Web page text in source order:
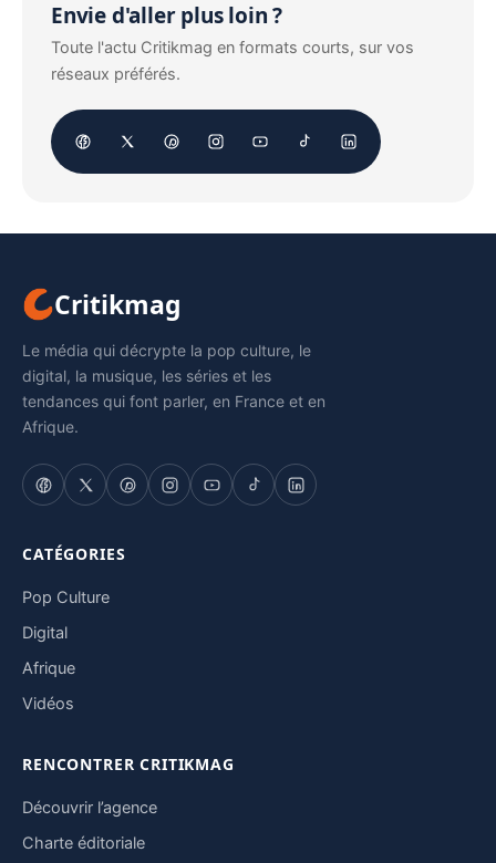
Envie d'aller plus loin ?
Toute l'actu Critikmag en formats courts, sur vos
réseaux préférés.
Critikmag
Le média qui décrypte la pop culture, le
digital, la musique, les séries et les
tendances qui font parler, en France et en
Afrique.
CATÉGORIES
Pop Culture
Digital
Afrique
Vidéos
RENCONTRER CRITIKMAG
Découvrir l’agence
Charte éditoriale